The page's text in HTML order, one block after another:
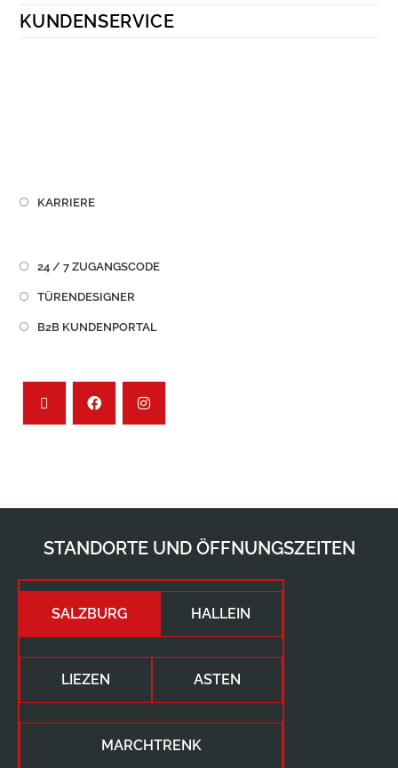
KUNDENSERVICE
KARRIERE
24 / 7 ZUGANGSCODE
TÜRENDESIGNER
B2B KUNDENPORTAL
STANDORTE UND ÖFFNUNGSZEITEN
SALZBURG HALLEIN
LIEZEN ASTEN
MARCHTRENK